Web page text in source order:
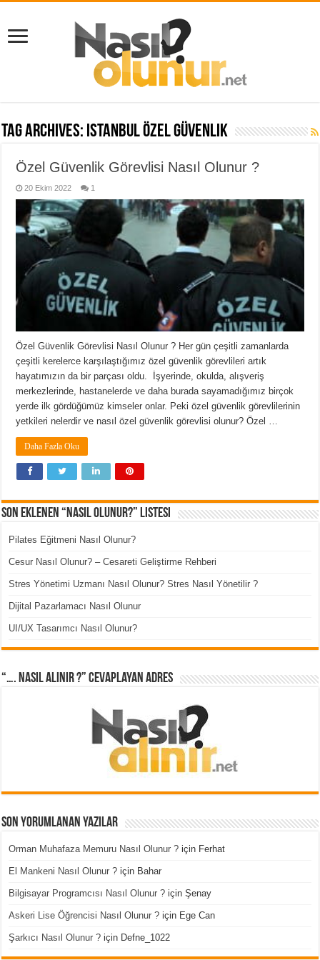
Tag Archives: istanbul özel güvenlik
Özel Güvenlik Görevlisi Nasıl Olunur ?
20 Ekim 2022 1
Özel Güvenlik Görevlisi Nasıl Olunur ? Her gün çeşitli zamanlarda
çeşitli kerelerce karşılaştığımız özel güvenlik görevlileri artık
hayatımızın da bir parçası oldu. İşyerinde, okulda, alışveriş
merkezlerinde, hastanelerde ve daha burada sayamadığımız birçok
yerde ilk gördüğümüz kimseler onlar. Peki özel güvenlik görevlilerinin
yetkileri nelerdir ve nasıl özel güvenlik görevlisi olunur? Özel …
Daha Fazla Oku
Son Eklenen “Nasıl Olunur?” Listesi
Pilates Eğitmeni Nasıl Olunur?
Cesur Nasıl Olunur? – Cesareti Geliştirme Rehberi
Stres Yönetimi Uzmanı Nasıl Olunur? Stres Nasıl Yönetilir ?
Dijital Pazarlamacı Nasıl Olunur
UI/UX Tasarımcı Nasıl Olunur?
“…. Nasıl Alınır ?” cevaplayan adres
Son Yorumlanan Yazılar
Orman Muhafaza Memuru Nasıl Olunur ? için Ferhat
El Mankeni Nasıl Olunur ? için Bahar
Bilgisayar Programcısı Nasıl Olunur ? içinŞenay
Askeri Lise Öğrencisi Nasıl Olunur ? için Ege Can
Şarkıcı Nasıl Olunur ? için Defne_1022